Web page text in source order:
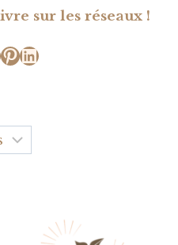
sur les réseaux !
Pinterest
LinkedIn